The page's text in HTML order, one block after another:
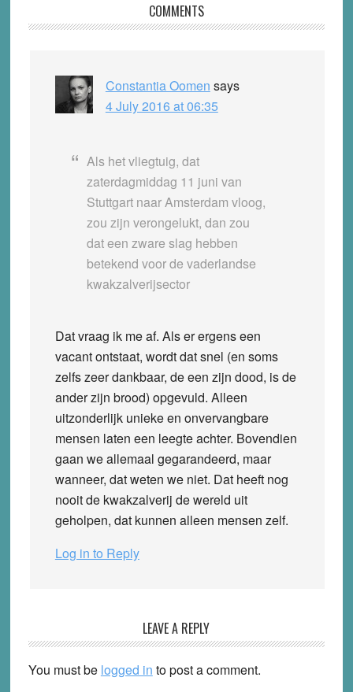
Interactions
COMMENTS
Constantia Oomen says
4 July 2016 at 06:35
Als het vliegtuig, dat
zaterdagmiddag 11 juni van
Stuttgart naar Amsterdam vloog,
zou zijn verongelukt, dan zou
dat een zware slag hebben
betekend voor de vaderlandse
kwakzalverijsector
Dat vraag ik me af. Als er ergens een
vacant ontstaat, wordt dat snel (en soms
zelfs zeer dankbaar, de een zijn dood, is de
ander zijn brood) opgevuld. Alleen
uitzonderlijk unieke en onvervangbare
mensen laten een leegte achter. Bovendien
gaan we allemaal gegarandeerd, maar
wanneer, dat weten we niet. Dat heeft nog
nooit de kwakzalverij de wereld uit
geholpen, dat kunnen alleen mensen zelf.
Log in to Reply
LEAVE A REPLY
You must be logged in to post a comment.